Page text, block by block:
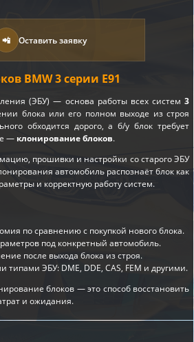
📲 Оставить заявку
BMW 3 серии E91
(ЭБУ) — основа работы всех систем 3
блока или его полном выходе из строя
обходится дорого, а б/у блок требует
— клонирование блоков.
прошивки и настройки со старого ЭБУ
автомобиль распознаёт блок как
и корректную работу систем.
по сравнению с покупкой нового блока.
под конкретный автомобиль.
после выхода блока из строя.
типами ЭБУ: DME, DDE, CAS, FEM и другими.
блоков — это способ восстановить
и ожидания.